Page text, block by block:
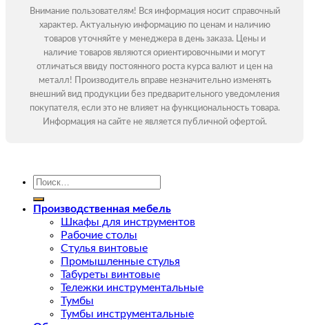
Внимание пользователям! Вся информация носит справочный
характер. Актуальную информацию по ценам и наличию
товаров уточняйте у менеджера в день заказа. Цены и
наличие товаров являются ориентировочными и могут
отличаться ввиду постоянного роста курса валют и цен на
металл! Производитель вправе незначительно изменять
внешний вид продукции без предварительного уведомления
покупателя, если это не влияет на функциональность товара.
Информация на сайте не является публичной офертой.
Искать:
Производственная мебель
Шкафы для инструментов
Рабочие столы
Стулья винтовые
Промышленные стулья
Табуреты винтовые
Тележки инструментальные
Тумбы
Тумбы инструментальные